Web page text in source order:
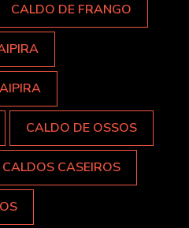
CALDO DE FRANGO
CALDO DE OSSOS
CALDOS CASEIROS